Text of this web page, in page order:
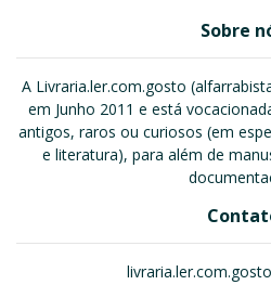
Sobre
A Livraria.ler.com.gosto
em Junho 2011 e está
antigos, raros ou curiosos (em
e literatura), para além de